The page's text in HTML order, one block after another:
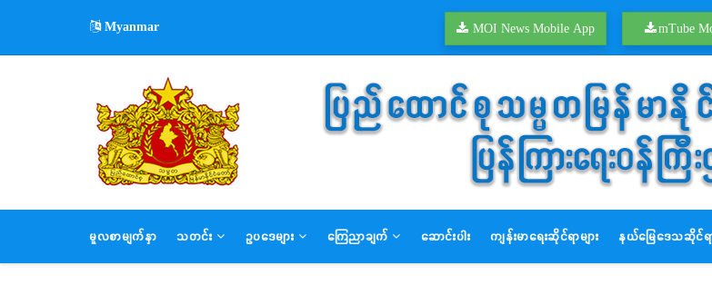
main
Myanmar MOI News Mobile App mTube
MAIN
NAVIGATION
မူလစာမျက်နှာ သတင်း ဥပဒေများ ကြေညာချက် ဆောင်းပါး ကျန်းမာရေးဆိုင်ရာများ နယ်မြေဒေသဆိုင်ရာ